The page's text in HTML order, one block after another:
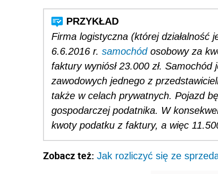
Firma logistyczna (której działalność
6.6.2016 r. samochódosobowy za
faktury wyniósł 23.000 zł.
zawodowych jednego z
także w celach prywatnych. Pojazd
gospodarczej podatnika. W
kwoty podatku z faktury, a więc
Zobacz też: Jak rozliczyć się ze